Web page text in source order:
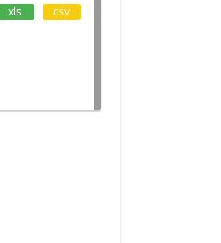
xls csv